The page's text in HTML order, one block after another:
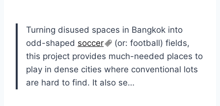
Turning disused spaces in Bangkok into
odd-shaped soccer
(or: football) fields,
this project provides much-needed places to
play in dense cities where conventional lots
are hard to find. It also se…